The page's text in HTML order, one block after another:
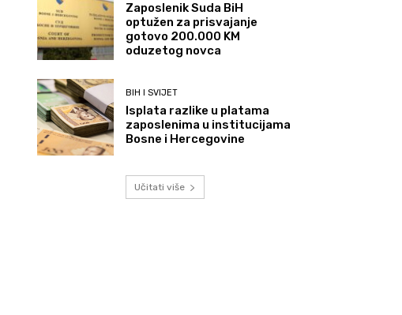
Zaposlenik Suda BiH
optužen za prisvajanje
gotovo 200.000 KM
oduzetog novca
BIH I SVIJET
Isplata razlike u platama
zaposlenima u institucijama
Bosne i Hercegovine
Učitati više